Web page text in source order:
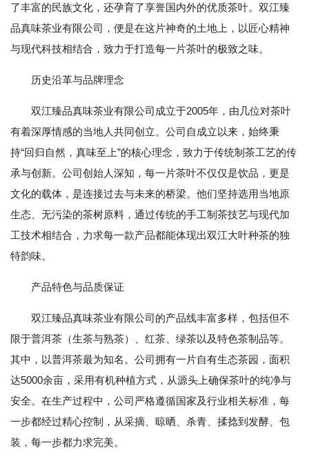
了丰富的民族文化，还孕育了享誉国内外的优质茶叶。双江臻
品真味茶业有限公司，便是在这片神奇的土地上，以匠心精神
与现代科技相结合，致力于打造每一片茶叶的极致之味。
历史沿革与品牌理念
双江臻品真味茶业有限公司成立于2005年，由几位对茶叶
有着深厚情感的当地人共同创立。公司自成立以来，始终秉
持“回归自然，真味至上”的核心理念，致力于传统制茶工艺的传
承与创新。公司创始人深知，每一片茶叶不仅仅是饮品，更是
文化的载体，是连接过去与未来的桥梁。他们坚持选用当地原
生态、无污染的茶树原料，通过传统的手工制茶技艺与现代加
工技术相结合，力求每一款产品都能体现出双江大叶种茶的独
特韵味。
产品特色与品质保证
双江臻品真味茶业有限公司的产品线丰富多样，包括但不
限于普洱茶（生茶与熟茶）、红茶、绿茶以及特色茶制品等。
其中，以普洱茶最为知名。公司拥有一片自有生态茶园，面积
达5000余亩，采用有机种植方式，从源头上确保茶叶的纯净与
安全。在生产过程中，公司严格遵循国家及行业相关标准，每
一步都经过精心控制，从采摘、晾晒、杀青、揉捻到发酵、包
装，每一步都力求完美。